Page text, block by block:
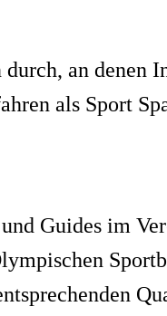
an
als Sport
Guides im